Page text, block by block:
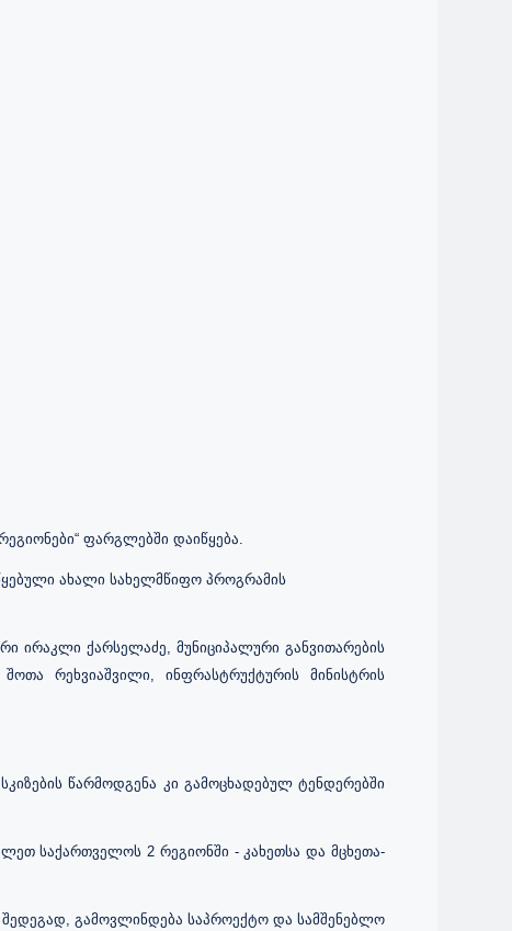
ფარგლებში დაიწყება.
ახალი სახელმწიფო პროგრამის
ირაკლი ქარსელაძე, მუნიციპალური განვითარების
რეხვიაშვილი, ინფრასტრუქტურის მინისტრის
წარმოდგენა კი გამოცხადებულ ტენდერებში
საქართველოს 2 რეგიონში - კახეთსა და მცხეთა-
გამოვლინდება საპროექტო და სამშენებლო